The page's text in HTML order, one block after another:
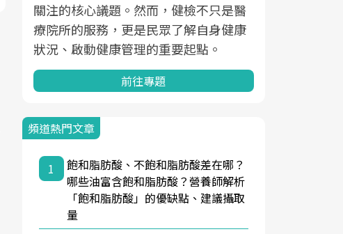
關注的核心議題。然而，健檢不只是醫
療院所的服務，更是民眾了解自身健康
狀況、啟動健康管理的重要起點。
前往專題
頻道熱門文章
1
飽和脂肪酸、不飽和脂肪酸差在哪？
哪些油富含飽和脂肪酸？營養師解析
「飽和脂肪酸」的優缺點、建議攝取
量